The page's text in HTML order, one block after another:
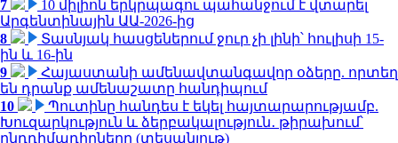
7
10 միլիոն երկրպագու պահանջում է վտարել
Արգենտինային ԱԱ-2026-ից
8
Տասնյակ հասցեներում ջուր չի լինի՝ հուլիսի 15-
ին և 16-ին
9
Հայաստանի ամենավտանգավոր օձերը. որտեղ
են դրանք ամենաշատը հանդիպում
10
Պուտինը հանդես է եկել հայտարարությամբ.
Խուզարկություն և ձերբակալություն․ թիրախում՝
ընդդիմադիրները (տեսանյութ)